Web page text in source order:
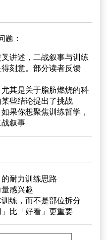
题：
叉讲述，二战叙事与训练
刻意。部分读者反馈
其是关于脂肪燃烧的科
些结论提出了挑战
如果你想聚焦训练哲学，
叙事
耐力训练思路
感兴趣
练，而不是部位拆分
比「好看」更重要